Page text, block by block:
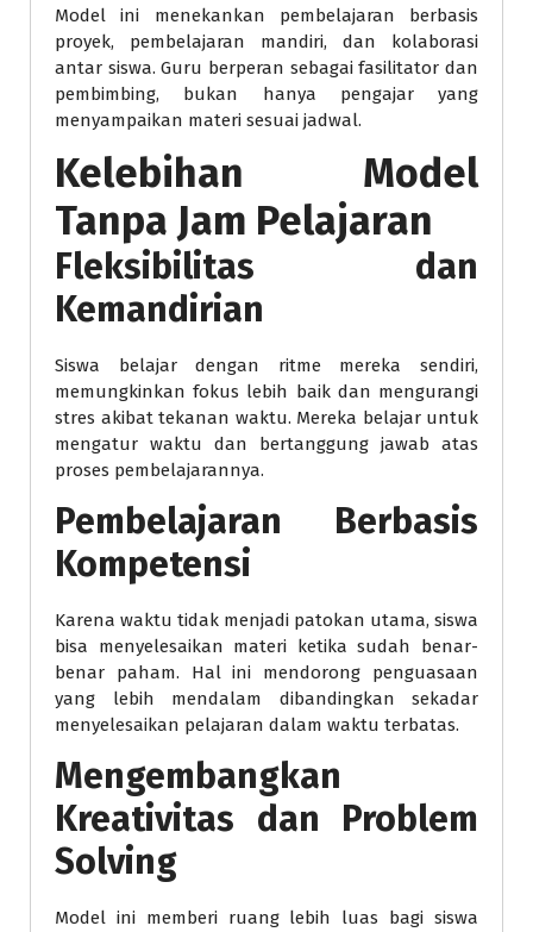
Model ini menekankan pembelajaran berbasis
proyek, pembelajaran mandiri, dan kolaborasi
antar siswa. Guru berperan sebagai fasilitator dan
pembimbing, bukan hanya pengajar yang
menyampaikan materi sesuai jadwal.
Kelebihan Model
Tanpa Jam Pelajaran
Fleksibilitas dan
Kemandirian
Siswa belajar dengan ritme mereka sendiri,
memungkinkan fokus lebih baik dan mengurangi
stres akibat tekanan waktu. Mereka belajar untuk
mengatur waktu dan bertanggung jawab atas
proses pembelajarannya.
Pembelajaran Berbasis
Kompetensi
Karena waktu tidak menjadi patokan utama, siswa
bisa menyelesaikan materi ketika sudah benar-
benar paham. Hal ini mendorong penguasaan
yang lebih mendalam dibandingkan sekadar
menyelesaikan pelajaran dalam waktu terbatas.
Mengembangkan
Kreativitas dan Problem
Solving
Model ini memberi ruang lebih luas bagi siswa